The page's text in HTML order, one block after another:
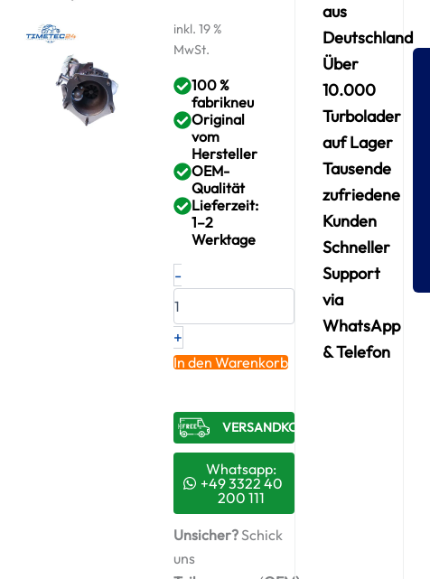
inkl. 19 %
MwSt.
100 %
fabrikneu
Original
vom
Hersteller
OEM-
Qualität
Lieferzeit:
1–2
Werktage
-Neuer
Original
PORSCHE
Turbo
S
4.5
94812301656
/
F51CADS0066B
Montagesatz
Menge
+
In den Warenkorb
VERSANDKOSTENFREI​
Whatsapp:
+49 3322 40
200 111
Unsicher?Schick
uns
aus
Deutschland
Über
10.000
Turbolader
auf Lager
Tausende
zufriedene
Kunden
Schneller
Support
via
WhatsApp
& Telefon